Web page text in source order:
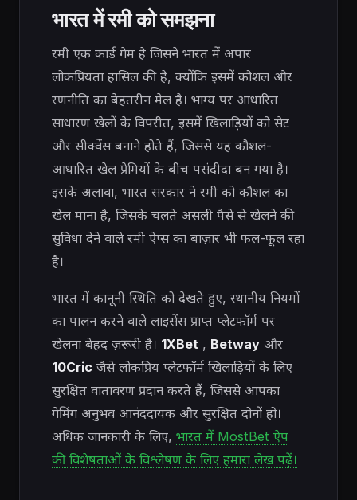
भारत में रमी को समझना
रमी एक कार्ड गेम है जिसने भारत में अपार
लोकप्रियता हासिल की है, क्योंकि इसमें कौशल और
रणनीति का बेहतरीन मेल है। भाग्य पर आधारित
साधारण खेलों के विपरीत, इसमें खिलाड़ियों को सेट
और सीक्वेंस बनाने होते हैं, जिससे यह कौशल-
आधारित खेल प्रेमियों के बीच पसंदीदा बन गया है।
इसके अलावा, भारत सरकार ने रमी को कौशल का
खेल माना है, जिसके चलते असली पैसे से खेलने की
सुविधा देने वाले रमी ऐप्स का बाज़ार भी फल-फूल रहा
है।
भारत में कानूनी स्थिति को देखते हुए, स्थानीय नियमों
का पालन करने वाले लाइसेंस प्राप्त प्लेटफॉर्म पर
खेलना बेहद ज़रूरी है। 1XBet , Betway और
10Cric जैसे लोकप्रिय प्लेटफॉर्म खिलाड़ियों के लिए
सुरक्षित वातावरण प्रदान करते हैं, जिससे आपका
गेमिंग अनुभव आनंददायक और सुरक्षित दोनों हो।
अधिक जानकारी के लिए, भारत में MostBet ऐप
की विशेषताओं के विश्लेषण के लिए हमारा लेख पढ़ें।